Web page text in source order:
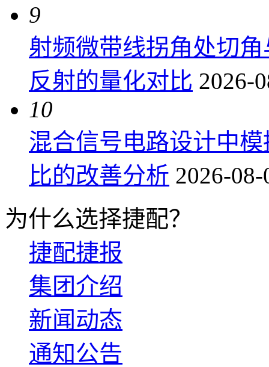
9
射频微带线拐角处切
反射的量化对比 2026-
10
混合信号电路设计中
比的改善分析 2026-
为什么选择捷配？
捷配捷报
集团介绍
新闻动态
通知公告